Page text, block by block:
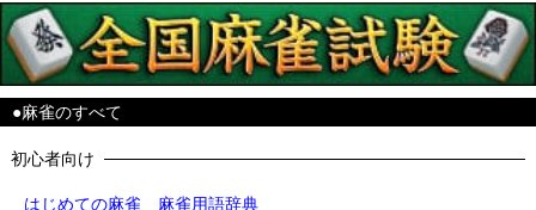
●麻雀のすべて
初心者向け
はじめての麻雀 麻雀用語辞典